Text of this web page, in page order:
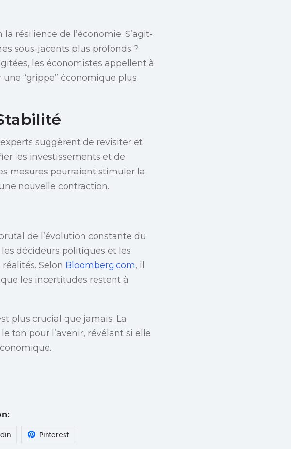
résilience de l’économie. S’agit-
sous-jacents plus profonds ?
les économistes appellent à
“grippe” économique plus
suggèrent de revisiter et
les investissements et de
mesures pourraient stimuler la
nouvelle contraction.
de l’évolution constante du
décideurs politiques et les
Selon Bloomberg.com, il
les incertitudes restent à
plus crucial que jamais. La
ton pour l’avenir, révélant si elle
Pinterest